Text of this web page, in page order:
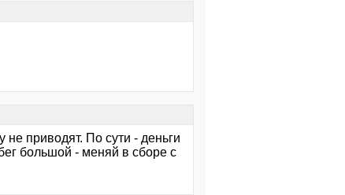
приводят. По сути - деньги
большой - меняй в сборе с